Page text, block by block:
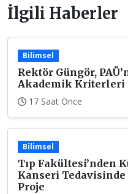
İlgili Haberler
Bilimsel
Rektör Güngör,
Akademik Kriterleri
17 Saat Önce
Bilimsel
Tıp Fakültesi’nden
Kanseri
Proje